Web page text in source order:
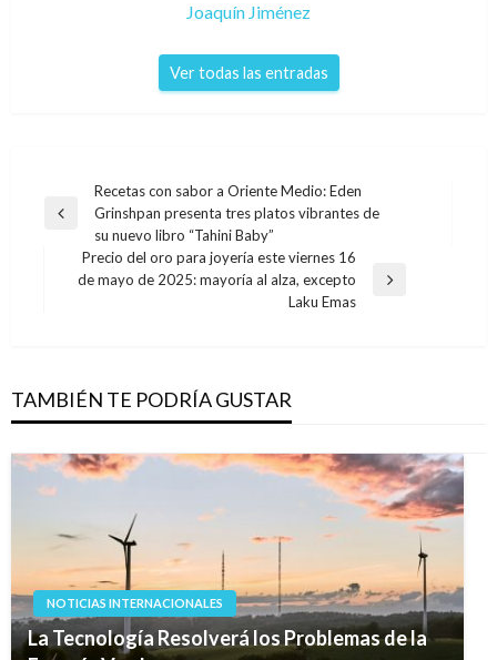
Joaquín Jiménez
Ver todas las entradas
Navegación
de
entradas
Entrada
Recetas con sabor a Oriente Medio: Eden
Grinshpan presenta tres platos vibrantes de
su nuevo libro “Tahini Baby”
Entrada
Precio del oro para joyería este viernes 16
de mayo de 2025: mayoría al alza, excepto
Laku Emas
TAMBIÉN TE PODRÍA GUSTAR
NOTICIAS INTERNACIONALES
La Tecnología Resolverá los Problemas de la